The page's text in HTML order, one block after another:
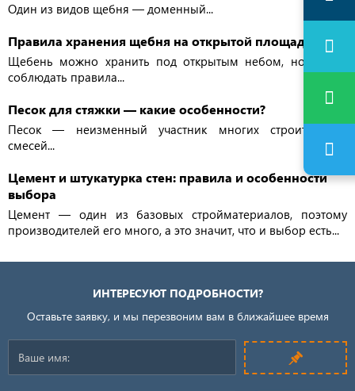
Один из видов щебня — доменный...
Правила хранения щебня на открытой площадке
Щебень можно хранить под открытым небом, но важно
соблюдать правила...
Песок для стяжки — какие особенности?
Песок — неизменный участник многих строительных
смесей...
Цемент и штукатурка стен: правила и особенности
выбора
Цемент — один из базовых стройматериалов, поэтому
производителей его много, а это значит, что и выбор есть...
ИНТЕРЕСУЮТ ПОДРОБНОСТИ?
Оставьте заявку, и мы перезвоним вам в ближайшее время